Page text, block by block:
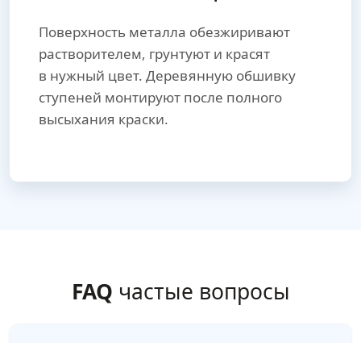
Поверхность металла обезжиривают
растворителем, грунтуют и красят
в нужный цвет. Деревянную обшивку
ступеней монтируют после полного
высыхания краски.
FAQ частые вопросы